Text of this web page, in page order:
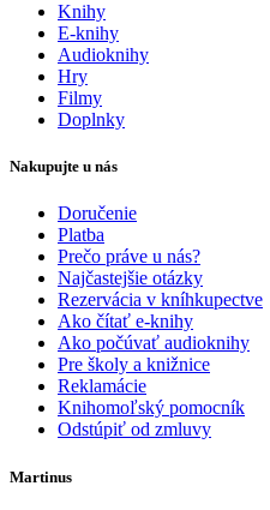
Knihy
E-knihy
Audioknihy
Hry
Filmy
Doplnky
Nakupujte u nás
Doručenie
Platba
Prečo práve u nás?
Najčastejšie otázky
Rezervácia v kníhkupectve
Ako čítať e-knihy
Ako počúvať audioknihy
Pre školy a knižnice
Reklamácie
Knihomoľský pomocník
Odstúpiť od zmluvy
Martinus